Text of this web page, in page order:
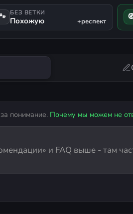
БЕЗ ВЕТКИ
Похожую +респект
понимание. Почему мы можем не